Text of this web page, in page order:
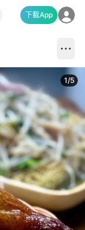
下載App
1/5